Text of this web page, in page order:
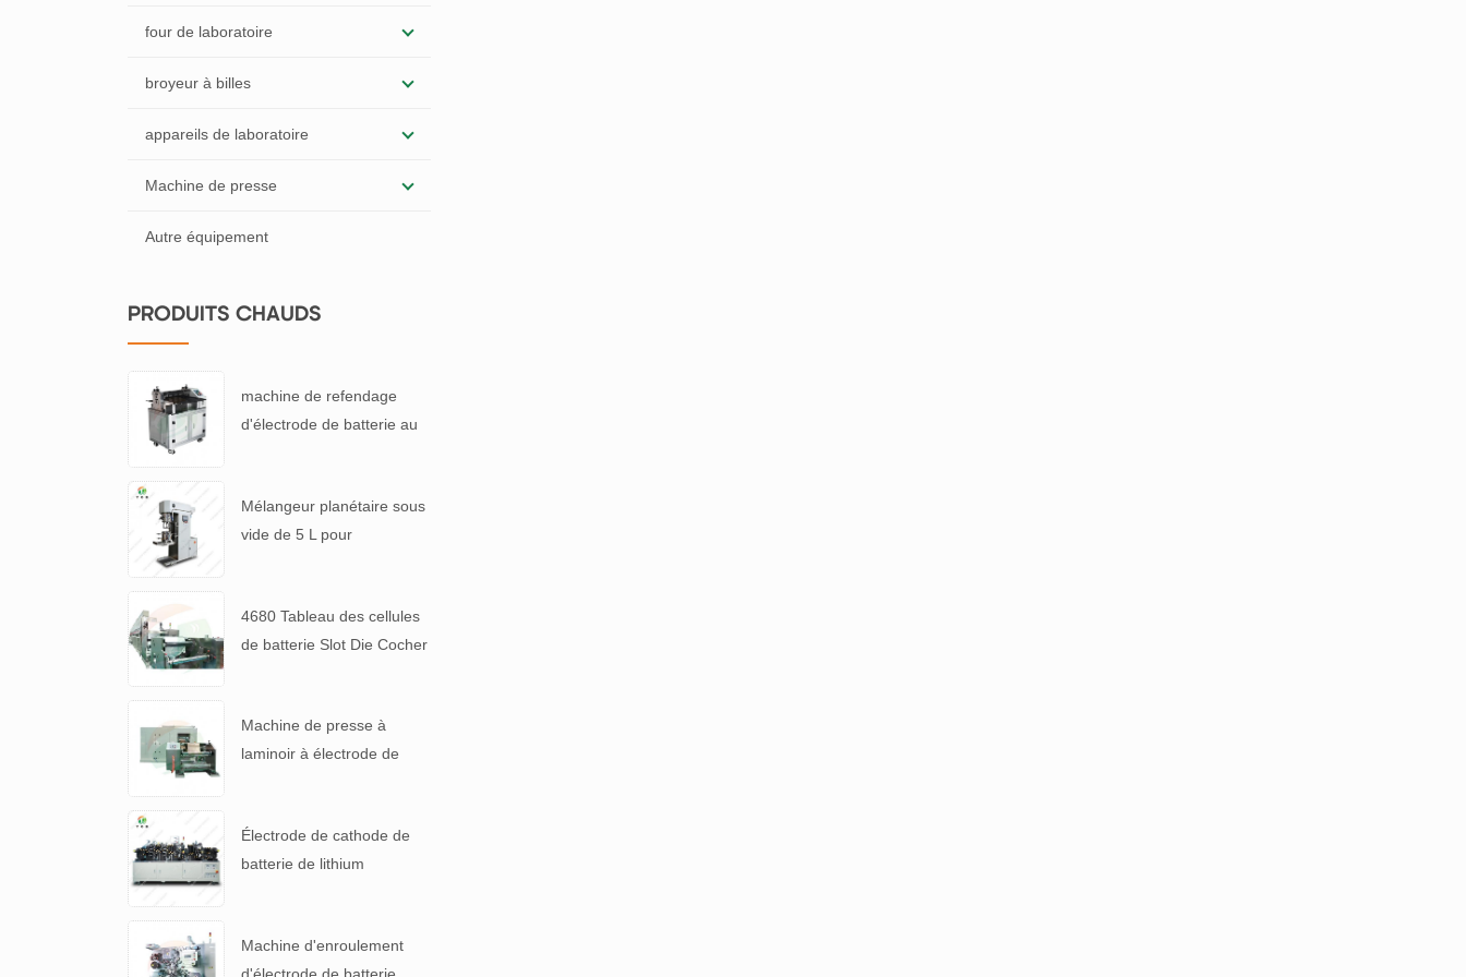
four de laboratoire
broyeur à billes
appareils de laboratoire
Machine de presse
Autre équipement
PRODUITS CHAUDS
machine de refendage
d'électrode de batterie au
Mélangeur planétaire sous
vide de 5 L pour
4680 Tableau des cellules
de batterie Slot Die Cocher
Machine de presse à
laminoir à électrode de
Électrode de cathode de
batterie de lithium
Machine d'enroulement